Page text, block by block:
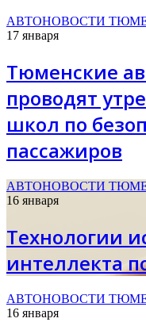
АВТОНОВОСТИ
17 января
Тюменские
проводят
школ по
пассажиров
АВТОНОВОСТИ
16 января
Технологии
интеллекта
АВТОНОВОСТИ
16 января